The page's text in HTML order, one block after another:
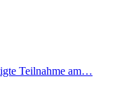
Teilnahme am…